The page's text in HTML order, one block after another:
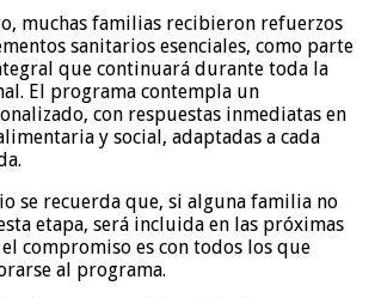
muchas familias recibieron refuerzos
sanitarios esenciales, como parte
que continuará durante toda la
El programa contempla un
con respuestas inmediatas en
y social, adaptadas a cada
se recuerda que, si alguna familia no
etapa, será incluida en las próximas
compromiso es con todos los que
al programa.